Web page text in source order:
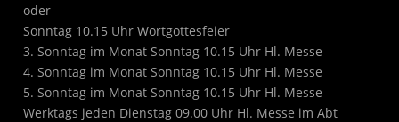
oder
Sonntag 10.15 Uhr Wortgottesfeier
3. Sonntag im Monat Sonntag 10.15 Uhr Hl. Messe
4. Sonntag im Monat Sonntag 10.15 Uhr Hl. Messe
5. Sonntag im Monat Sonntag 10.15 Uhr Hl. Messe
Werktags jeden Dienstag 09.00 Uhr Hl. Messe im Abt